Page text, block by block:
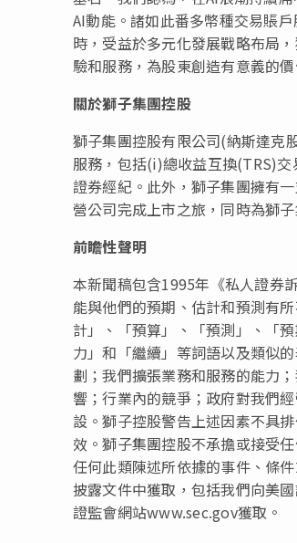
AI動能。諸如此番多幣種交易賬
時，受益於多元化發展戰略布局
驗和服務，為股東創造有意義的價
關於獅子集團控股
獅子集團控股有限公司(納斯達克
服務，包括(i)總收益互換(TRS)
證券經紀。此外，獅子集團擁有
營公司完成上市之旅，同時為獅
前瞻性聲明
本新聞稿包含1995年《私人證券
能與他們的預期、估計和預測有
計」、「預算」、「預測」、「
力」和「繼續」等詞語以及類似
劃；我們擴張業務和服務的能力
響；行業內的競爭；政府對我們
設。獅子控股警告上述因素不具
效。獅子集團控股不承擔或接受
任何此類陳述所依據的事件、條
披露文件中獲取，包括我們向美
證監會網站www.sec.gov獲取。